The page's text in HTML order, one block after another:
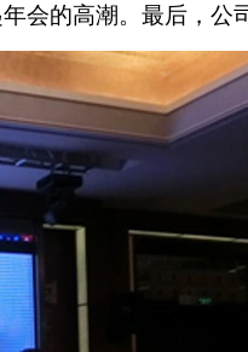
会的高潮。最后，公